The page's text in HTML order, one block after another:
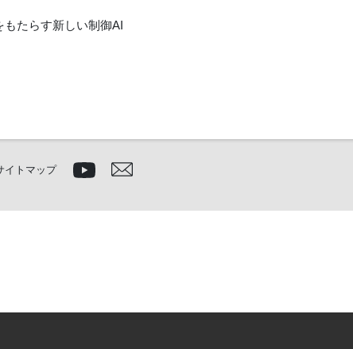
たらす新しい制御AI
イトマップ